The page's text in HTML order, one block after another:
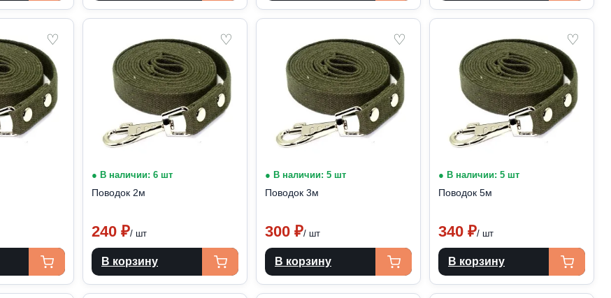
♡ ♡
● В наличии: 6 шт
Поводок 2м
240 ₽/ шт
В корзину
♡
● В наличии: 5 шт
Поводок 3м
300 ₽/ шт
В корзину
♡
● В наличии: 5 шт
Поводок 5м
340 ₽/ шт
В корзину